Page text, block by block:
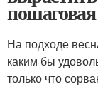
На подходе
каким бы
только что